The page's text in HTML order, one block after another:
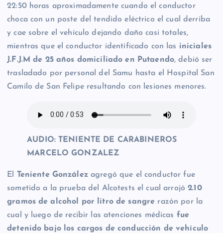
22:50 horas aproximadamente cuando el conductor
choca con un poste del tendido eléctrico el cual derriba
y cae sobre el vehículo dejando daño casi totales,
mientras que el conductor identificado con las iniciales
J.F.J.M de 25 años domiciliado en Putaendo, debió ser
trasladado por personal del Samu hasta el Hospital San
Camilo de San Felipe resultando con lesiones menores.
AUDIO: TENIENTE DE CARABINEROS
MARCELO GONZALEZ
El Teniente Gonzálezagregó que el conductor fue
sometido a la prueba del Alcotests el cual arrojó2.10
gramos de alcohol por litro de sangre razón por la
cual y luego de recibir las atenciones médicas fue
detenido bajo los cargos de conducción de vehículo